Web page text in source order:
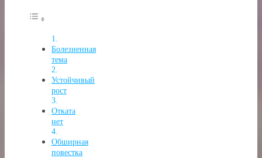
Болезненная
тема
Устойчивый
рост
Отката
нет
Обширная
повестка